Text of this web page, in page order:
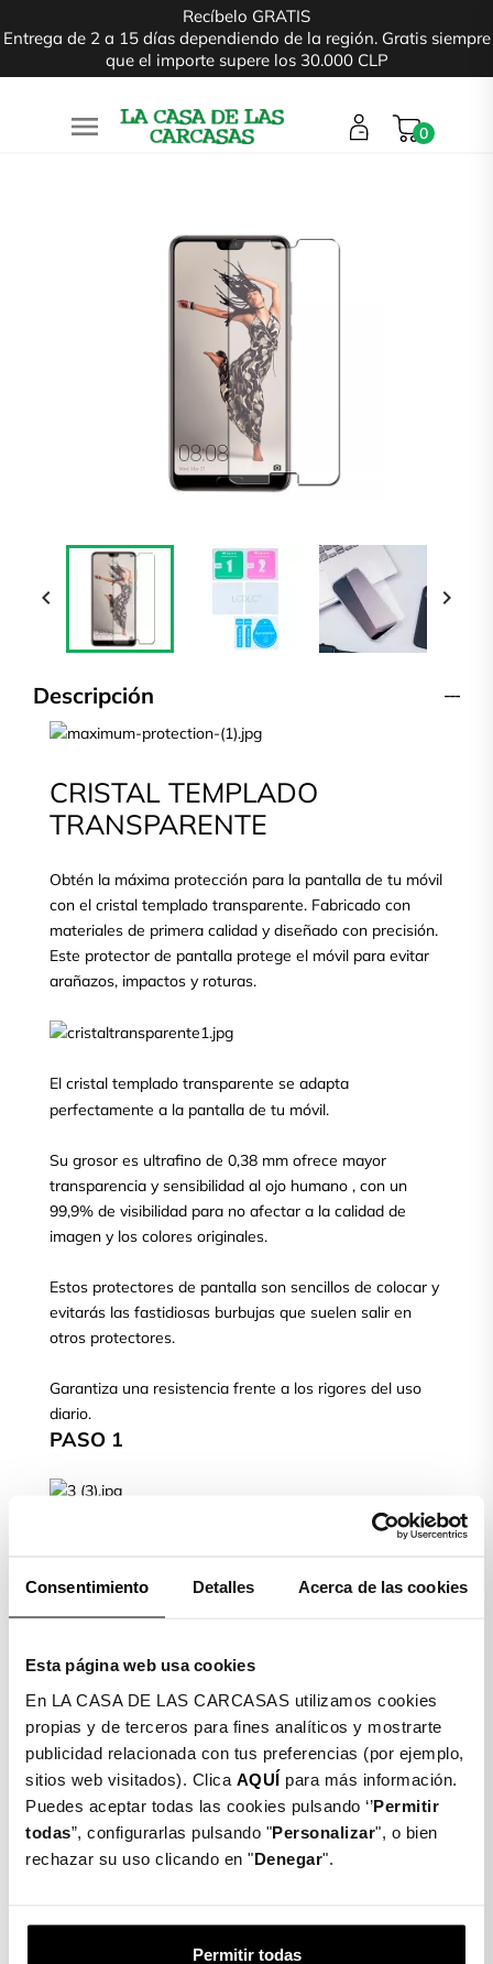
Consentimiento Detalles Acerca de las cookies
Esta página web usa cookies
En LA CASA DE LAS CARCASAS utilizamos cookies
propias y de terceros para fines analíticos y mostrarte
publicidad relacionada con tus preferencias (por ejemplo,
sitios web visitados). Clica AQUÍ para más información.
Puedes aceptar todas las cookies pulsando ‘’Permitir
todas”, configurarlas pulsando "Personalizar", o bien
rechazar su uso clicando en "Denegar".
Permitir todas
Recíbelo GRATIS
Entrega de 2 a 15 días dependiendo de la región. Gratis siempre
que el importe supere los 30.000 CLP
 0
 
Descripción
CRISTAL TEMPLADO
TRANSPARENTE
Obtén la máxima protección para la pantalla de tu móvil
con el cristal templado transparente. Fabricado con
materiales de primera calidad y diseñado con precisión.
Este protector de pantalla protege el móvil para evitar
arañazos, impactos y roturas.
El cristal templado transparente se adapta
perfectamente a la pantalla de tu móvil.
Su grosor es ultrafino de 0,38 mm ofrece mayor
transparencia y sensibilidad al ojo humano , con un
99,9% de visibilidad para no afectar a la calidad de
imagen y los colores originales.
Estos protectores de pantalla son sencillos de colocar y
evitarás las fastidiosas burbujas que suelen salir en
otros protectores.
Garantiza una resistencia frente a los rigores del uso
diario.
PASO 1
Limpiamos la pantalla de nuestro móvil con la toallita
seca (Dry)
Colocamos el móvil de manera horizontal. Cogemos el
cristal templado, quitamos el plástico protector, lo
ajustamos y lo dejamos caer suavemente.
PASO 3
Una vez ajustado, cogemos la toallita seca de nuevo y
limpiamos y quitamos las posibles burbujas que puedan